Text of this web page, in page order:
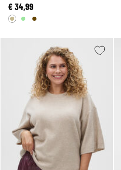
€ 34,99